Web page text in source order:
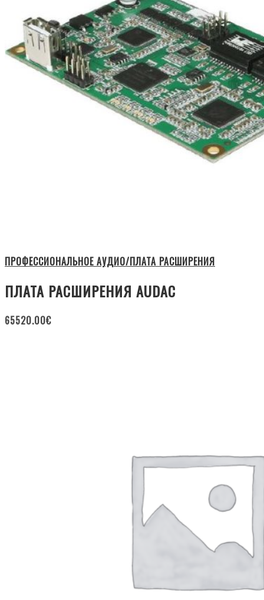
ПРОФЕССИОНАЛЬНОЕ АУДИО/ПЛАТА РАСШИРЕНИЯ
ПЛАТА РАСШИРЕНИЯ AUDAC
65520.00€